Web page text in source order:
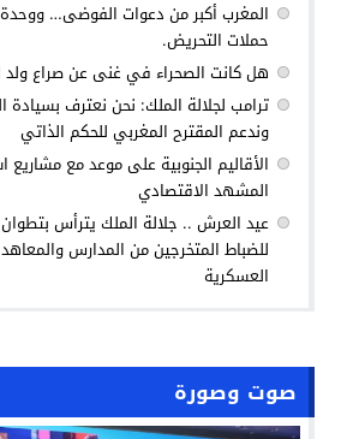
صوت وصورة
المغرب أكبر من دعوات الفوضى…
حملات التحريض.
هل كانت الصحراء في غنى عن صراع ولد
ترامب لجلالة الملك: نحن نعترف بسيادة
وندعم المقترح المغربي للحكم الذاتي
الأقاليم الجنوبية على موعد مع مشاريع
المشهد الاقتصادي
عيد العرش .. جلالة الملك يترأس
للضباط المتخرجين من المدارس
العسكرية